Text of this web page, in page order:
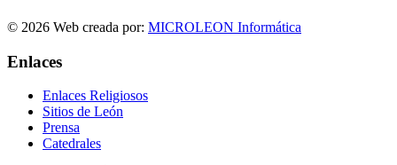
© 2026 Web creada por: MICROLEON Informática
Enlaces
Enlaces Religiosos
Sitios de León
Prensa
Catedrales